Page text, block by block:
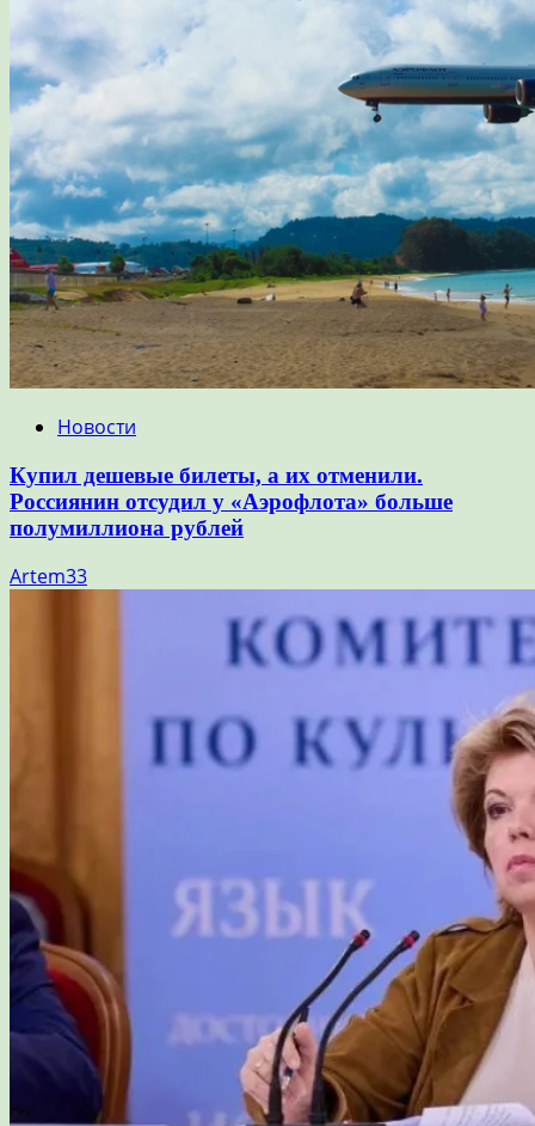
Новости
Купил дешевые билеты, а их отменили.
Россиянин отсудил у «Аэрофлота» больше
полумиллиона рублей
Artem33